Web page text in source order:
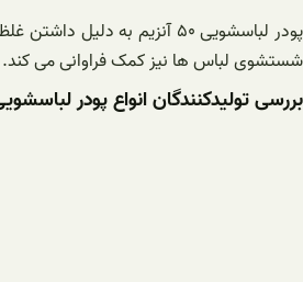
پودر لباسشویی ۵۰ آنزیم
شستشوی لباس ها نیز کمک فراوانی می کند.
بررسی تولیدکنندگان انواع پودر لباسشویی 5